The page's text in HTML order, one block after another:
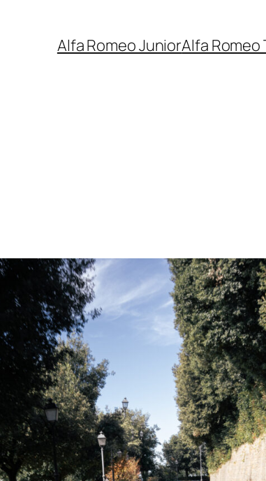
Alfa Romeo JuniorAlfa Romeo